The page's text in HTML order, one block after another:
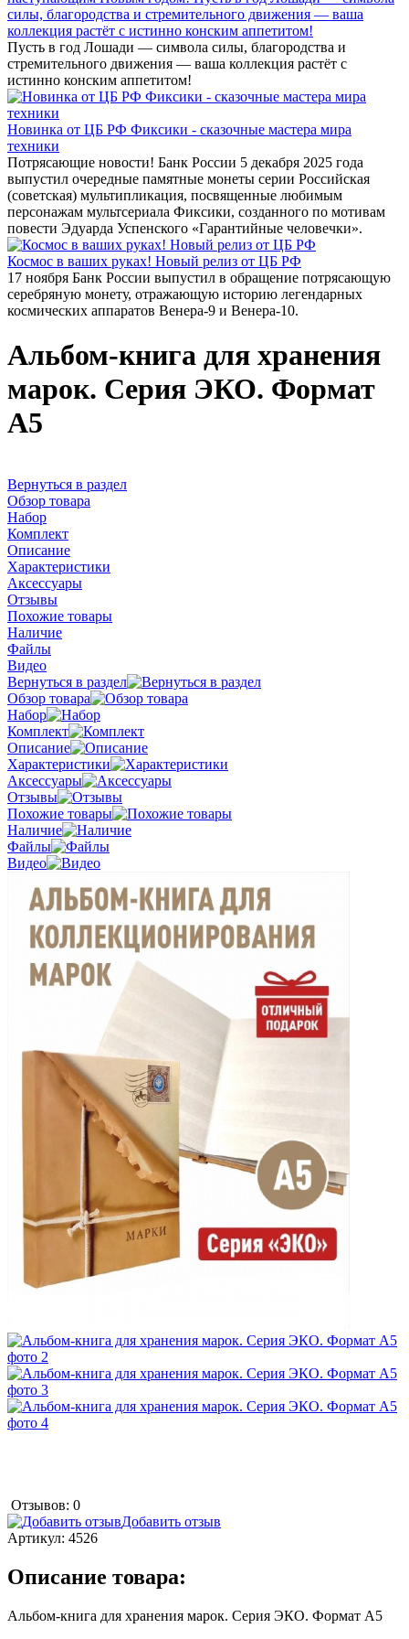
силы, благородства и стремительного движения — ваша
коллекция растёт с истинно конским аппетитом!
Пусть в год Лошади — символа силы, благородства и
стремительного движения — ваша коллекция растёт с
истинно конским аппетитом!
Новинка от ЦБ РФ Фиксики - сказочные мастера мира
техники
Потрясающие новости! Банк России 5 декабря 2025 года
выпустил очередные памятные монеты серии Российская
(советская) мультипликация, посвященные любимым
персонажам мультсериала Фиксики, созданного по мотивам
повести Эдуарда Успенского «Гарантийные человечки».
Космос в ваших руках! Новый релиз от ЦБ РФ
17 ноября Банк России выпустил в обращение потрясающую
серебряную монету, отражающую историю легендарных
космических аппаратов Венера-9 и Венера-10.
Альбом-книга для хранения
марок. Серия ЭКО. Формат
А5
Вернуться в раздел
Обзор товара
Набор
Комплект
Описание
Характеристики
Аксессуары
Отзывы
Похожие товары
Наличие
Файлы
Видео
Вернуться в раздел
Обзор товара
Набор
Комплект
Описание
Характеристики
Аксессуары
Отзывы
Похожие товары
Наличие
Файлы
Видео
Отзывов: 0
Добавить отзыв
Артикул: 4526
Описание товара:
Альбом-книга для хранения марок. Серия ЭКО. Формат А5